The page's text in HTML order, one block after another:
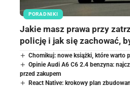
PORADNIKI
Jakie masz prawa przy
policję i jak się zachować,
Chomikuj: nowe książki, które warto
Opinie Audi A6 C6 2.4 benzyna:
przed zakupem
React Native: krokowy plan